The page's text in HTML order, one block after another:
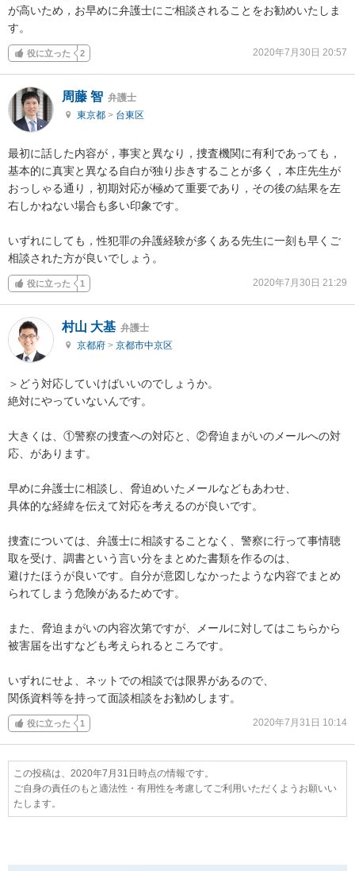
が高いため，お早めに弁護士にご相談されることをお勧めいたしま
す。
役に立った 2 2020年7月30日 20:57
周藤 智 弁護士
東京都 > 台東区
最初に話した内容が，事実と異なり，捜査機関に有利であっても，
基本的に真実と異なる自白が独り歩きすることが多く，本庄先生が
おっしゃる通り，初期対応が極めて重要であり，その後の結果を左
右しかねない場合も多い印象です。
いずれにしても，性犯罪の弁護経験が多くある先生に一刻も早くご
相談された方が良いでしょう。
役に立った 1 2020年7月30日 21:29
村山 大基 弁護士
京都府 > 京都市中京区
＞どう対応していけばいいのでしょうか。
絶対にやっていないんです。
大きくは、①警察の捜査への対応と、②脅迫まがいのメールへの対
応、があります。
早めに弁護士に相談し、脅迫めいたメールなどもあわせ、
具体的な経緯を伝えて対応を考えるのが良いです。
捜査については、弁護士に相談することなく、警察に行って事情聴
取を受け、調書という言い分をまとめた書類を作るのは、
避けたほうが良いです。自分が意図しなかったような内容でまとめ
られてしまう危険があるためです。
また、脅迫まがいの内容次第ですが、メールに対してはこちらから
被害届を出すなども考えられるところです。
いずれにせよ、ネットでの相談では限界があるので、
関係資料等を持って面談相談をお勧めします。
役に立った 1 2020年7月31日 10:14
この投稿は、2020年7月31日時点の情報です。
ご自身の責任のもと適法性・有用性を考慮してご利用いただくようお願いい
たします。